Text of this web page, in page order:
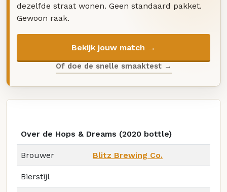
dezelfde straat wonen. Geen standaard pakket.
Gewoon raak.
Bekijk jouw match →
Of doe de snelle smaaktest →
Over de Hops & Dreams (2020 bottle)
Brouwer Blitz Brewing Co.
Bierstijl